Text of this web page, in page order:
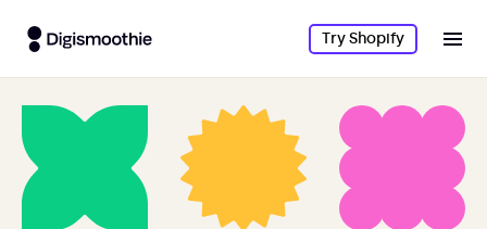
Try Shopify